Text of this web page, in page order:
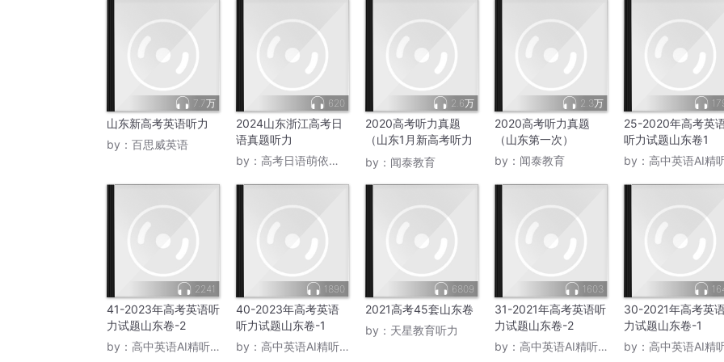
B.Teacher and student
C.Boss and employee.
听第10段材料，回答第18至20题。
18.What is the first destination of the tour?
A.The museum.
C.The park.
19.What time will they leave for the Stanley Market?
A.At 9:30 a.m.
B.At11:30a.m,
C.At 1:30 p.m.
20.What is the speaker talking about next?
A.Safety information.
B.The gathering time.
7.7万
山东新高考英语听力
by： 百思威英语
620
2024山东浙江高考日
语真题听力
by： 高考日语萌依先生
2.6万
2020高考听力真题
（山东1月新高考听力
第二次）
by： 闻泰教育
2.3万
2020高考听力真题
（山东第一次）
by： 闻泰教育
25-2020年高考英
听力试题山东卷1
by： 高中英语AI精听课
2241
41-2023年高考英语听
力试题山东卷-2
by： 高中英语AI精听课程
1890
40-2023年高考英语
听力试题山东卷-1
by： 高中英语AI精听课程
6809
2021高考45套山东卷
by： 天星教育听力
1603
31-2021年高考英语听
力试题山东卷-2
by： 高中英语AI精听课程
30-2021年高考英
力试题山东卷-1
by： 高中英语AI精听课